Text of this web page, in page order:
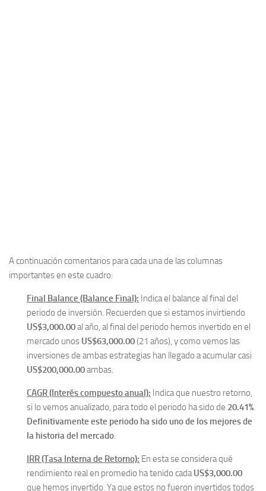
A continuación comentarios para cada una de las columnas
importantes en este cuadro:
Final Balance (Balance Final): Indica el balance al final del
periodo de inversión. Recuerden que si estamos invirtiendo
US$3,000.00al año, al final del periodo hemos invertido en el
mercado unos US$63,000.00(21 años), y como vemos las
inversiones de ambas estrategias han llegado a acumular casi
US$200,000.00ambas.
CAGR (Interés compuesto anual): Indica que nuestro retorno,
si lo vemos anualizado, para todo el periodo ha sido de 20.41%.
Definitivamente este periodo ha sido uno de los mejores de
la historia del mercado.
IRR (Tasa Interna de Retorno): En esta se considera qué
rendimiento real en promedio ha tenido cadaUS$3,000.00
que hemos invertido. Ya que estos no fueron invertidos todos